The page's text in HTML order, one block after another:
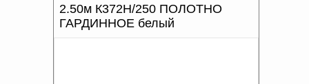
2.50м К372Н/250 ПОЛОТНО
ГАРДИННОЕ белый